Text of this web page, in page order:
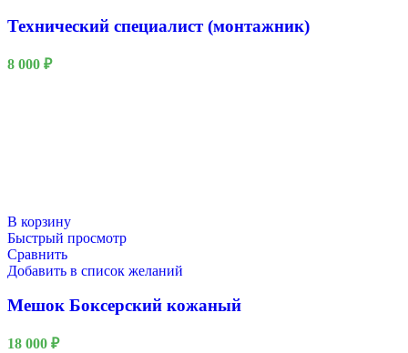
Технический специалист (монтажник)
8 000 ₽
В корзину
Быстрый просмотр
Сравнить
Добавить в список желаний
Мешок Боксерский кожаный
18 000 ₽